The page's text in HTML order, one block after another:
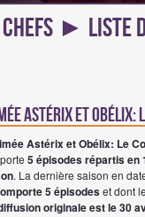
► Liste
astérix et obélix:
Astérix et Obélix: Le
5 épisodes répartis en
. La dernière saison en
5 épisodeset dont
originale est le 30